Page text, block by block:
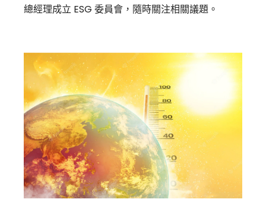
總經理成立 ESG 委員會，隨時關注相關議題。